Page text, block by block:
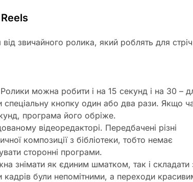
від звичайного ролика, який роблять для
можна робити і на 15 секунд і на 30 –
спеціальну кнопку один або два рази. Якщо
програма його обріже.
відеоредакторі. Передбачені різні
композиції з бібліотеки, тобто немає
сторонні програми.
знімати як єдиним шматком, так і складати
кадрів були непомітними, а переходи